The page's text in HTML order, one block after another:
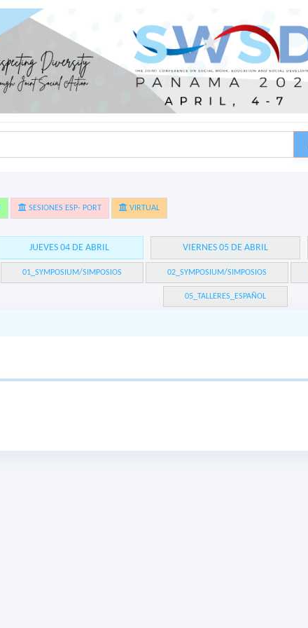
SESIONES ESP- PORT VIRTUAL
JUEVES 04 DE ABRIL VIERNES 05 DE ABRIL
01_SYMPOSIUM/SIMPOSIOS 02_SYMPOSIUM/SIMPOSIOS
05_TALLERES_ESPAÑOL